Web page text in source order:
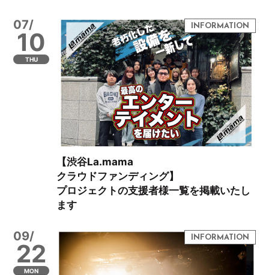
07/
10
THU
【渋谷La.mama
クラウドファンディング】
プロジェクトの支援者様一覧を掲載いたし
ます
09/
22
MON